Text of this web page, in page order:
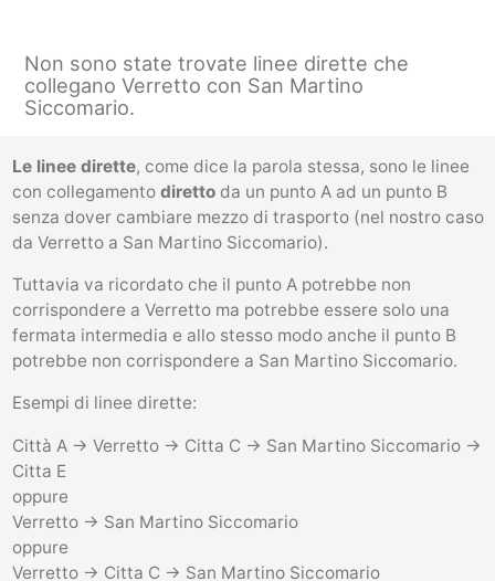
Non sono state trovate linee dirette che
collegano Verretto con San Martino
Siccomario.
Le linee dirette, come dice la parola stessa, sono le linee
con collegamento direttoda un punto A ad un punto B
senza dover cambiare mezzo di trasporto (nel nostro caso
da Verretto a San Martino Siccomario).
Tuttavia va ricordato che il punto A potrebbe non
corrispondere a Verretto ma potrebbe essere solo una
fermata intermedia e allo stesso modo anche il punto B
potrebbe non corrispondere a San Martino Siccomario.
Esempi di linee dirette:
Città A -> Verretto -> Citta C -> San Martino Siccomario ->
Citta E
oppure
Verretto -> San Martino Siccomario
oppure
Verretto -> Citta C -> San Martino Siccomario